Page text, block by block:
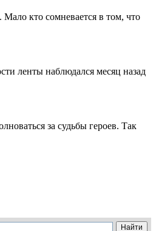
кто сомневается в том, что
ленты наблюдался месяц назад
за судьбы героев. Так